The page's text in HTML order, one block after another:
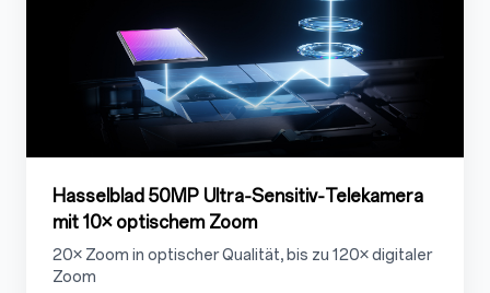
Hasselblad 50MP Ultra‑Sensitiv‑Telekamera
mit 10× optischem Zoom
20× Zoom in optischer Qualität, bis zu 120× digitaler
Zoom